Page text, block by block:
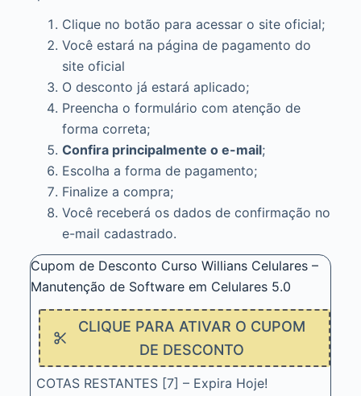
Clique no botão para acessar o site oficial;
Você estará na página de pagamento do
site oficial
O desconto já estará aplicado;
Preencha o formulário com atenção de
forma correta;
Confira principalmente o e-mail;
Escolha a forma de pagamento;
Finalize a compra;
Você receberá os dados de confirmação no
e-mail cadastrado.
Cupom de Desconto Curso Willians Celulares –
Manutenção de Software em Celulares 5.0
CLIQUE PARA ATIVAR O CUPOM
DE DESCONTO
COTAS RESTANTES [7] – Expira Hoje!